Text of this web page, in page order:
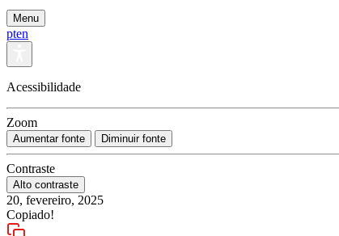
Menu
pten
Acessibilidade
Zoom
Aumentar fonte Diminuir fonte
Contraste
Alto contraste
20, fevereiro, 2025
Copiado!